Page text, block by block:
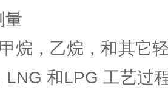
量
烷，乙烷，和其它
LNG 和LPG 工艺过